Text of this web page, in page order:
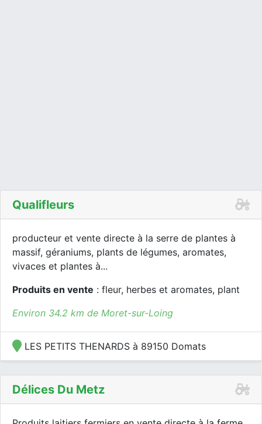
Qualifleurs
producteur et vente directe à la serre de plantes à
massif, géraniums, plants de légumes, aromates,
vivaces et plantes à...
Produits en vente : fleur, herbes et aromates, plant
Environ 34.2 km de Moret-sur-Loing
LES PETITS THENARDS à 89150 Domats
Délices Du Metz